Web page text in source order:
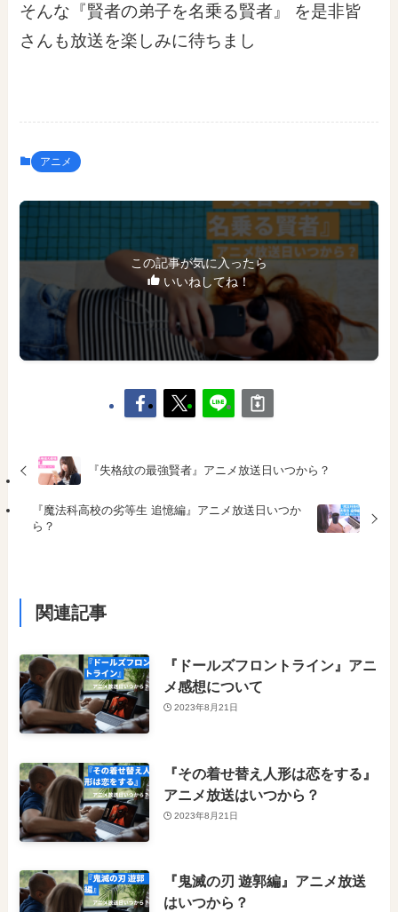
そんな『賢者の弟子を名乗る賢者』 を是非皆
さんも放送を楽しみに待ちまし
アニメ
この記事が気に入ったら
いいねしてね！
『失格紋の最強賢者』アニメ放送日いつから？
『魔法科高校の劣等生 追憶編』アニメ放送日いつか
ら？
関連記事
『ドールズフロントライン』アニ
メ感想について
2023年8月21日
『その着せ替え人形は恋をする』
アニメ放送はいつから？
2023年8月21日
『鬼滅の刃 遊郭編』アニメ放送
はいつから？